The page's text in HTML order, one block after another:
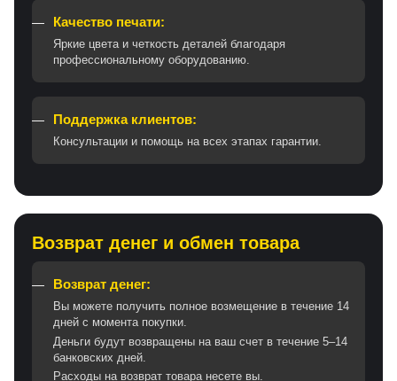
Качество печати:
Яркие цвета и четкость деталей благодаря
профессиональному оборудованию.
Поддержка клиентов:
Консультации и помощь на всех этапах гарантии.
Возврат денег и обмен товара
Возврат денег:
Вы можете получить полное возмещение в течение 14
дней с момента покупки.
Деньги будут возвращены на ваш счет в течение 5–14
банковских дней.
Расходы на возврат товара несете вы.